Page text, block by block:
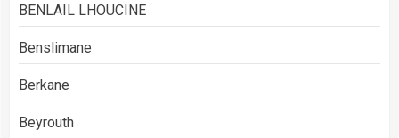
BENLAIL LHOUCINE
Benslimane
Berkane
Beyrouth